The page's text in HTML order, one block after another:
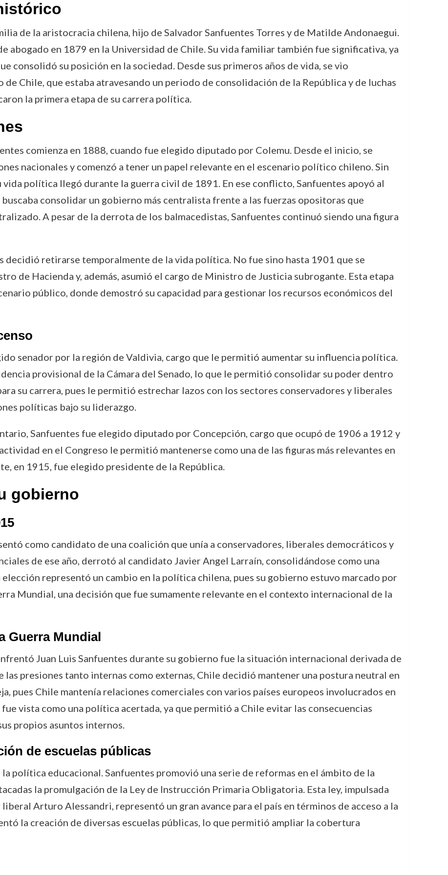
de la aristocracia chilena, hijo de Salvador Sanfuentes Torres y de Matilde Andonaegui.
abogado en 1879 en la Universidad de Chile. Su vida familiar también fue significativa, ya
consolidó su posición en la sociedad. Desde sus primeros años de vida, se vio
Chile, que estaba atravesando un periodo de consolidación de la República y de luchas
la primera etapa de su carrera política.
comienza en 1888, cuando fue elegido diputado por Colemu. Desde el inicio, se
nacionales y comenzó a tener un papel relevante en el escenario político chileno. Sin
política llegó durante la guerra civil de 1891. En ese conflicto, Sanfuentes apoyó al
buscaba consolidar un gobierno más centralista frente a las fuerzas opositoras que
A pesar de la derrota de los balmacedistas, Sanfuentes continuó siendo una figura
decidió retirarse temporalmente de la vida política. No fue sino hasta 1901 que se
de Hacienda y, además, asumió el cargo de Ministro de Justicia subrogante. Esta etapa
público, donde demostró su capacidad para gestionar los recursos económicos del
senador por la región de Valdivia, cargo que le permitió aumentar su influencia política.
provisional de la Cámara del Senado, lo que le permitió consolidar su poder dentro
su carrera, pues le permitió estrechar lazos con los sectores conservadores y liberales
políticas bajo su liderazgo.
Sanfuentes fue elegido diputado por Concepción, cargo que ocupó de 1906 a 1912 y
en el Congreso le permitió mantenerse como una de las figuras más relevantes en
en 1915, fue elegido presidente de la República.
gobierno
como candidato de una coalición que unía a conservadores, liberales democráticos y
de ese año, derrotó al candidato Javier Angel Larraín, consolidándose como una
representó un cambio en la política chilena, pues su gobierno estuvo marcado por
Mundial, una decisión que fue sumamente relevante en el contexto internacional de la
Guerra Mundial
Juan Luis Sanfuentes durante su gobierno fue la situación internacional derivada de
las presiones tanto internas como externas, Chile decidió mantener una postura neutral en
pues Chile mantenía relaciones comerciales con varios países europeos involucrados en
vista como una política acertada, ya que permitió a Chile evitar las consecuencias
propios asuntos internos.
de escuelas públicas
política educacional. Sanfuentes promovió una serie de reformas en el ámbito de la
la promulgación de la Ley de Instrucción Primaria Obligatoria. Esta ley, impulsada
Arturo Alessandri, representó un gran avance para el país en términos de acceso a la
la creación de diversas escuelas públicas, lo que permitió ampliar la cobertura